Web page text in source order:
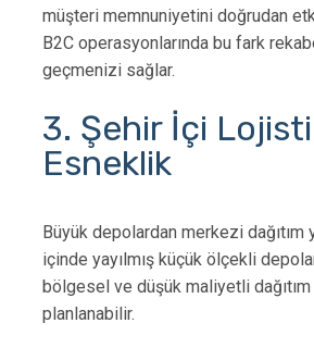
müşteri memnuniyetini doğrudan
B2C operasyonlarında bu fark
geçmenizi sağlar.
3. Şehir İçi
Esneklik
Büyük depolardan merkezi dağıtım
içinde yayılmış küçük ölçekli
bölgesel ve düşük maliyetli dağıtım
planlanabilir.